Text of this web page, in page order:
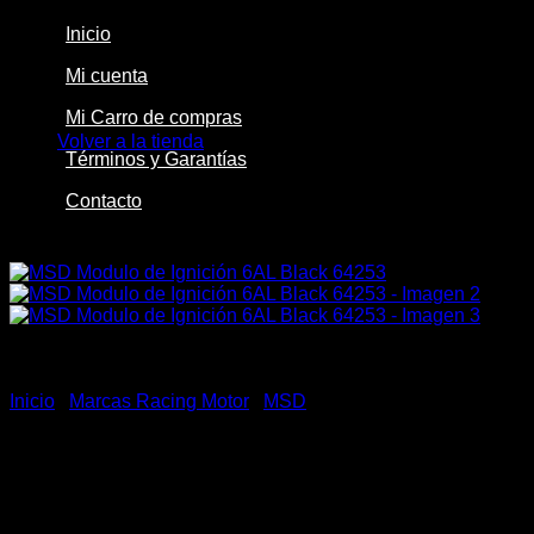
Volver a la tienda
Inicio
Mi cuenta
Mi Carro de compras
Términos y Garantías
Contacto
Inicio Marcas Racing Motor MSD